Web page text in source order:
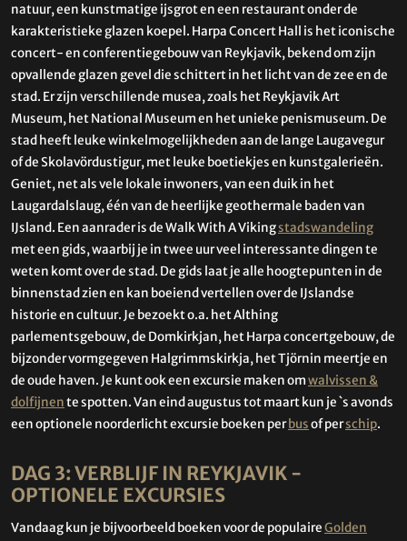
natuur, een kunstmatige ijsgrot en een restaurant onder de
karakteristieke glazen koepel. Harpa Concert Hall is het iconische
concert- en conferentiegebouw van Reykjavik, bekend om zijn
opvallende glazen gevel die schittert in het licht van de zee en de
stad. Er zijn verschillende musea, zoals het Reykjavik Art
Museum, het National Museum en het unieke penismuseum. De
stad heeft leuke winkelmogelijkheden aan de lange Laugavegur
of de Skolavördustigur, met leuke boetiekjes en kunstgalerieën.
Geniet, net als vele lokale inwoners, van een duik in het
Laugardalslaug, één van de heerlijke geothermale baden van
IJsland. Een aanrader is de Walk With A Vikingstadswandeling
met een gids, waarbij je in twee uur veel interessante dingen te
weten komt over de stad. De gids laat je alle hoogtepunten in de
binnenstad zien en kan boeiend vertellen over de IJslandse
historie en cultuur. Je bezoekt o.a. het Althing
parlementsgebouw, de Domkirkjan, het Harpa concertgebouw, de
bijzonder vormgegeven Halgrimmskirkja, het Tjörnin meertje en
de oude haven. Je kunt ook een excursie maken omwalvissen &
dolfijnente spotten. Van eind augustus tot maart kun je `s avonds
een optionele noorderlicht excursie boeken perbusof perschip.
DAG 3: VERBLIJF IN REYKJAVIK -
OPTIONELE EXCURSIES
Vandaag kun je bijvoorbeeld boeken voor de populaireGolden